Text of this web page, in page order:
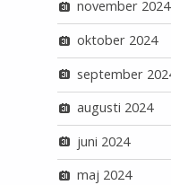
november 2024
oktober 2024
september
augusti 2024
juni 2024
maj 2024